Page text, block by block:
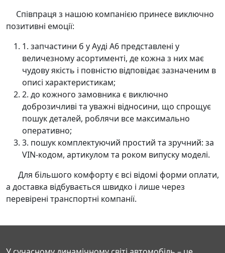
Співпраця з нашою компанією принесе виключно
позитивні емоції:
1. запчастини б у Ауді А6 представлені у
величезному асортименті, де кожна з них має
чудову якість і повністю відповідає зазначеним в
описі характеристикам;
2. до кожного замовника є виключно
доброзичливі та уважні відносини, що спрощує
пошук деталей, роблячи все максимально
оперативно;
3. пошук комплектуючий простий та зручний: за
VIN-кодом, артикулом та роком випуску моделі.
Для більшого комфорту є всі відомі форми оплати,
а доставка відбувається швидко і лише через
перевірені транспортні компанії.